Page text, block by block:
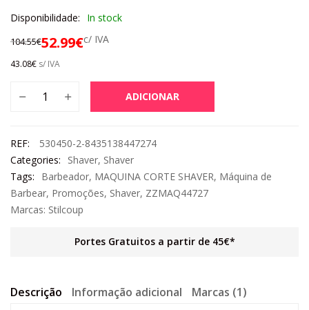
Disponibilidade: In stock
104.55€52.99€c/ IVA
43.08€ s/ IVA
ADICIONAR
REF:
530450-2-8435138447274
Categories:
Shaver, Shaver
Tags:
Barbeador, MAQUINA CORTE SHAVER, Máquina de
Barbear, Promoções, Shaver, ZZMAQ44727
Marcas: Stilcoup
Portes Gratuitos a partir de 45€*
Descrição Informação adicional Marcas (1)